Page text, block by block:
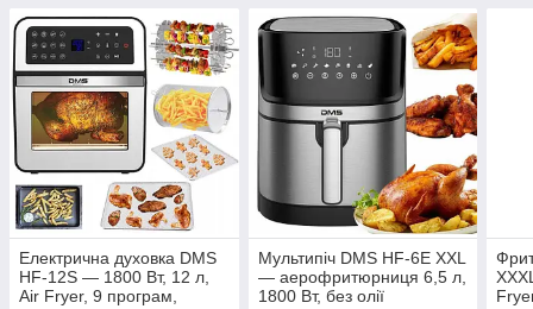
Електрична духовка DMS
HF-12S — 1800 Вт, 12 л,
Air Fryer, 9 програм,
Мультипіч DMS HF-6E XXL
— аерофритюрниця 6,5 л,
1800 Вт, без олії